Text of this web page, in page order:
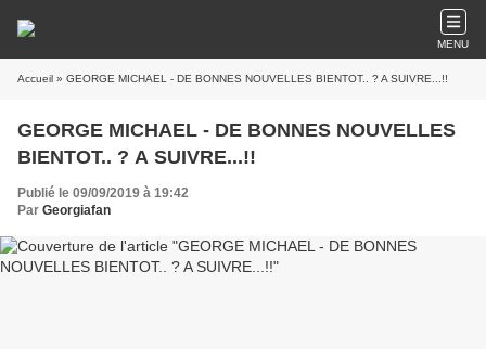
MENU
Accueil » GEORGE MICHAEL - DE BONNES NOUVELLES BIENTOT.. ? A SUIVRE...!!
GEORGE MICHAEL - DE BONNES NOUVELLES
BIENTOT.. ? A SUIVRE...!!
Publié le 09/09/2019 à 19:42
Par Georgiafan